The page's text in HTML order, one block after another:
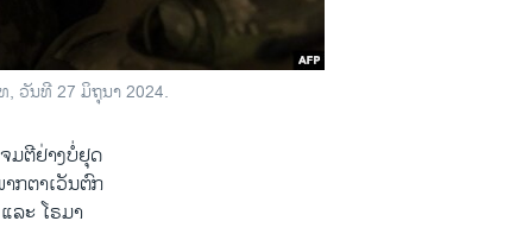
, ວັນ​ທີ 27 ມິຖຸນາ 2024.
ມ​ຕີ​ຢ່າງ​ບໍ່​ຢຸດ​
ກຕາເວັນຕົກ
ລະ ໂຣມາ